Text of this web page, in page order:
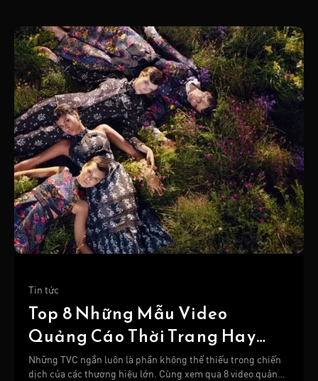
Tin tức
Top 8 Những Mẫu Video
Quảng Cáo Thời Trang Hay
Nhất
Những TVC ngắn luôn là phần không thể thiếu trong chiến
dịch của các thương hiệu lớn. Cùng xem qua 8 video quảng